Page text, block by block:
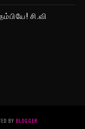
சி.வி
BY BLOGGER